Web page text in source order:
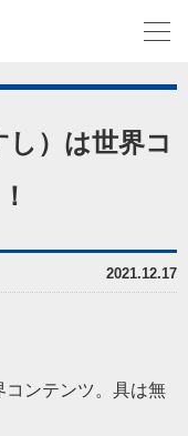
）は世界コ
2021.12.17
ンテンツ。具は無